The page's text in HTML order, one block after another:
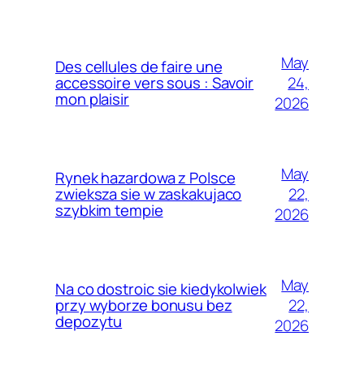
Des cellules de faire une
accessoire vers sous : Savoir
mon plaisir
May
24,
2026
Rynek hazardowa z Polsce
zwieksza sie w zaskakujaco
szybkim tempie
May
22,
2026
Na co dostroic sie kiedykolwiek
przy wyborze bonusu bez
depozytu
May
22,
2026